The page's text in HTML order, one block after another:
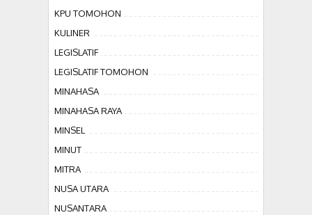
KPU TOMOHON
KULINER
LEGISLATIF
LEGISLATIF TOMOHON
MINAHASA
MINAHASA RAYA
MINSEL
MINUT
MITRA
NUSA UTARA
NUSANTARA